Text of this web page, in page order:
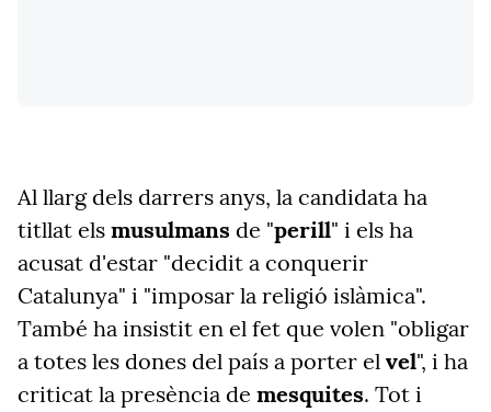
Al llarg dels darrers anys, la candidata ha
titllat els musulmans de "perill" i els ha
acusat d'estar "decidit a conquerir
Catalunya" i "imposar la religió islàmica".
També ha insistit en el fet que volen "obligar
a totes les dones del país a porter el vel", i ha
criticat la presència de mesquites. Tot i